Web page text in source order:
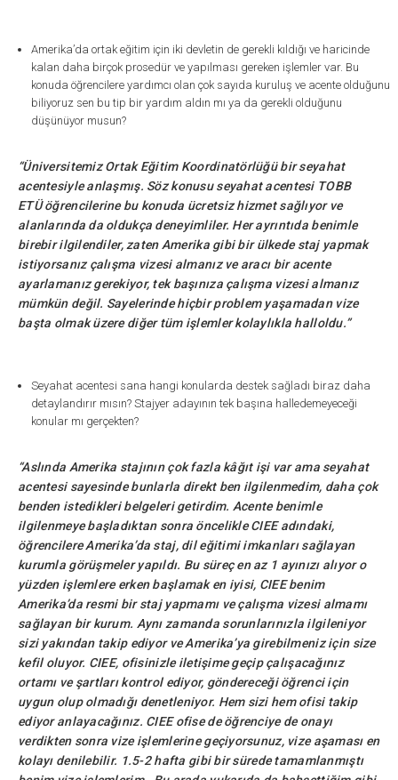
Amerika’da ortak eğitim için iki devletin de gerekli kıldığı ve haricinde
kalan daha birçok prosedür ve yapılması gereken işlemler var. Bu
konuda öğrencilere yardımcı olan çok sayıda kuruluş ve acente olduğunu
biliyoruz sen bu tip bir yardım aldın mı ya da gerekli olduğunu
düşünüyor musun?
“Üniversitemiz Ortak Eğitim Koordinatörlüğü bir seyahat
acentesiyle anlaşmış. Söz konusu seyahat acentesi TOBB
ETÜ öğrencilerine bu konuda ücretsiz hizmet sağlıyor ve
alanlarında da oldukça deneyimliler. Her ayrıntıda benimle
birebir ilgilendiler, zaten Amerika gibi bir ülkede staj yapmak
istiyorsanız çalışma vizesi almanız ve aracı bir acente
ayarlamanız gerekiyor, tek başınıza çalışma vizesi almanız
mümkün değil. Sayelerinde hiçbir problem yaşamadan vize
başta olmak üzere diğer tüm işlemler kolaylıkla halloldu.”
Seyahat acentesi sana hangi konularda destek sağladı biraz daha
detaylandırır mısın? Stajyer adayının tek başına halledemeyeceği
konular mı gerçekten?
“Aslında Amerika stajının çok fazla kâğıt işi var ama seyahat
acentesi sayesinde bunlarla direkt ben ilgilenmedim, daha çok
benden istedikleri belgeleri getirdim. Acente benimle
ilgilenmeye başladıktan sonra öncelikle CIEE adındaki,
öğrencilere Amerika’da staj, dil eğitimi imkanları sağlayan
kurumla görüşmeler yapıldı. Bu süreç en az 1 ayınızı alıyor o
yüzden işlemlere erken başlamak en iyisi, CIEE benim
Amerika’da resmi bir staj yapmamı ve çalışma vizesi almamı
sağlayan bir kurum. Aynı zamanda sorunlarınızla ilgileniyor
sizi yakından takip ediyor ve Amerika’ya girebilmeniz için size
kefil oluyor. CIEE, ofisinizle iletişime geçip çalışacağınız
ortamı ve şartları kontrol ediyor, göndereceği öğrenci için
uygun olup olmadığı denetleniyor. Hem sizi hem ofisi takip
ediyor anlayacağınız. CIEE ofise de öğrenciye de onayı
verdikten sonra vize işlemlerine geçiyorsunuz, vize aşaması en
kolayı denilebilir. 1.5-2 hafta gibi bir sürede tamamlanmıştı